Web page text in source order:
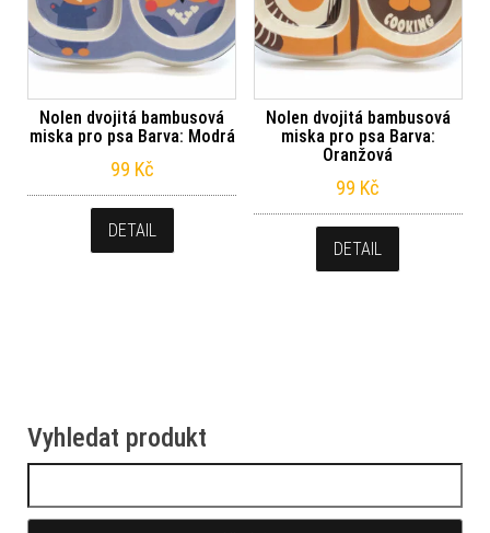
Nolen dvojitá bambusová
miska pro psa Barva: Modrá
99 Kč
DETAIL
Nolen dvojitá bambusová
miska pro psa Barva:
Oranžová
99 Kč
DETAIL
Vyhledat produkt